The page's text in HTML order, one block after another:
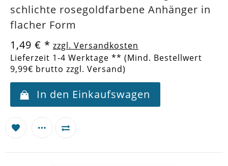
schlichte rosegoldfarbene Anhänger in
flacher Form
1,49 € * zzgl. Versandkosten
Lieferzeit 1-4 Werktage ** (Mind. Bestellwert
9,99€ brutto zzgl. Versand)
In den Einkaufswagen